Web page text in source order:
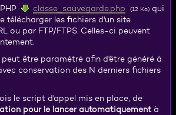
classe_sauvegarde.php (12 Ko) qui
télécharger les fichiers d'un site
ou par FTP/FTPS. Celles-ci peuvent
être paramétré afin d'être généré à
conservation des N derniers fichiers
le script d'appel mis en place, de
pour le lancer automatiquement à